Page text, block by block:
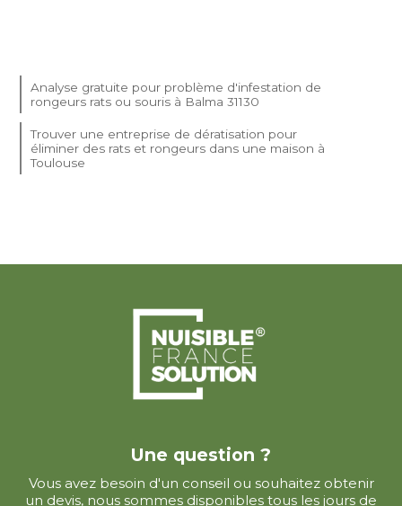
Analyse gratuite pour problème d'infestation de
rongeurs rats ou souris à Balma 31130
Trouver une entreprise de dératisation pour
éliminer des rats et rongeurs dans une maison à
Toulouse
Une question ?
Vous avez besoin d'un conseil ou souhaitez obtenir
un devis, nous sommes disponibles tous les jours de